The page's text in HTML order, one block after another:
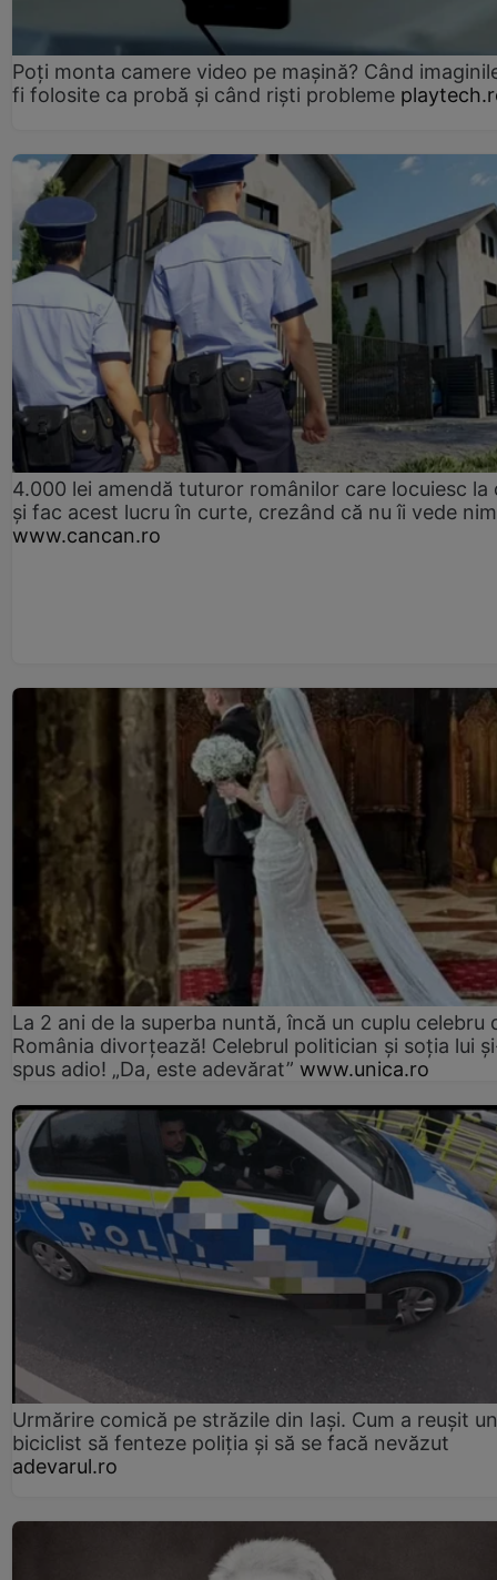
Poți monta camere video pe mașină? Când
fi folosite ca probă și când riști probleme
4.000 lei amendă tuturor românilor care locuiesc la
și fac acest lucru în curte, crezând că nu îi vede
www.cancan.ro
La 2 ani de la superba nuntă, încă un cuplu celebru
România divorțează! Celebrul politician și soția lui
spus adio! „Da, este adevărat” www.unica.ro
Urmărire comică pe străzile din Iași. Cum a reușit un
biciclist să fenteze poliția și să se facă nevăzut
adevarul.ro